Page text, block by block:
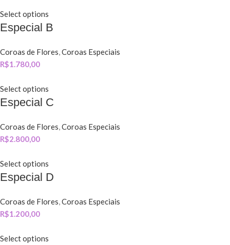
Select options
Especial B
Coroas de Flores,Coroas Especiais
R$1.780,00
Select options
Especial C
Coroas de Flores,Coroas Especiais
R$2.800,00
Select options
Especial D
Coroas de Flores,Coroas Especiais
R$1.200,00
Select options